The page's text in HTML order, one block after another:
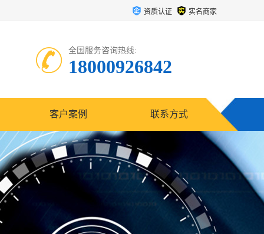
资质认证 实名商家
全国服务咨询热线:
18000926842
客户案例 联系方式